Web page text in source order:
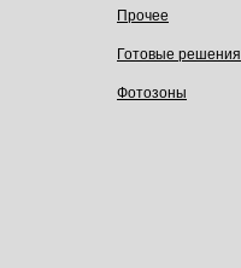
Прочее
Готовые решения
Фотозоны